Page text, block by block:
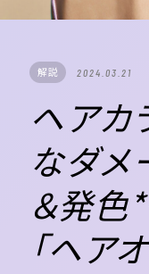
解説 2024.03.21
ヘアカ
なダメ
＆発色
「ヘア